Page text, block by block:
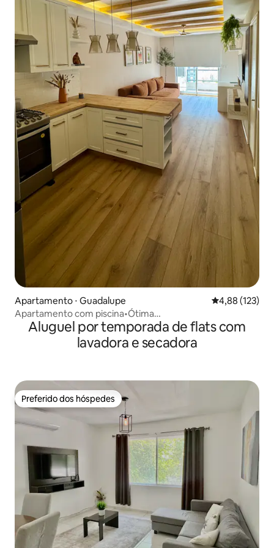
Apartamento ⋅ Guadalupe 4,88 de uma
4,88 (123)
Apartamento com piscina•Ótima
localização•Aeroporto•BBVA
Aluguel por temporada de flats com
lavadora e secadora
Preferido dos hóspedes
Preferido dos hóspedes